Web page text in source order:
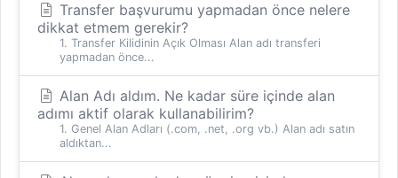
Transfer başvurumu yapmadan önce nelere
dikkat etmem gerekir?
1. Transfer Kilidinin Açık Olması Alan adı transferi
yapmadan önce...
Alan Adı aldım. Ne kadar süre içinde alan
adımı aktif olarak kullanabilirim?
1. Genel Alan Adları (.com, .net, .org vb.) Alan adı satın
aldıktan...